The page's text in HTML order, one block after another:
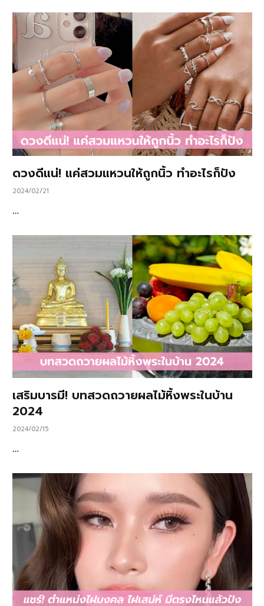
ดวงดีแน่! แค่สวมแหวนให้ถูกนิ้ว ทำอะไรก็ปัง
2024/02/21
…
เสริมบารมี! บทสวดถวายผลไม้หิ้งพระในบ้าน
2024
2024/02/15
…